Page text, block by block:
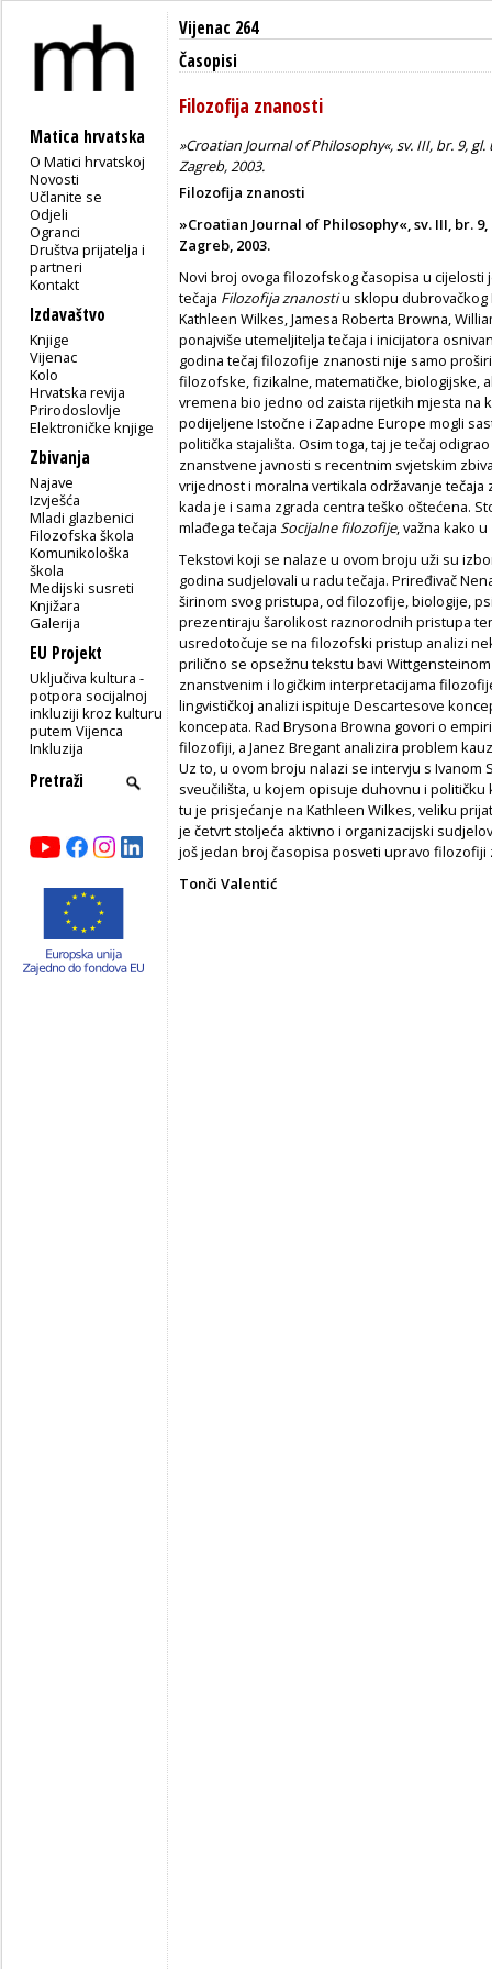
Matica hrvatska
O Matici hrvatskoj
Novosti
Učlanite se
Odjeli
Ogranci
Društva prijatelja i
partneri
Kontakt
Izdavaštvo
Knjige
Vijenac
Kolo
Hrvatska revija
Prirodoslovlje
Elektroničke knjige
Zbivanja
Najave
Izvješća
Mladi glazbenici
Filozofska škola
Komunikološka
škola
Medijski susreti
Knjižara
Galerija
EU Projekt
Uključiva kultura -
potpora socijalnoj
inkluziji kroz kulturu
putem Vijenca
Inkluzija
Vijenac 264
Časopisi
Filozofija znanosti
»Croatian Journal of Philosophy«, sv. III, br. 9,
Zagreb, 2003.
Filozofija znanosti
»Croatian Journal of Philosophy«, sv. III, br.
Zagreb, 2003.
Novi broj ovoga filozofskog časopisa u
tečaja Filozofija znanostiu sklopu dubrovačkog
Kathleen Wilkes, Jamesa Roberta Browna,
ponajviše utemeljitelja tečaja i inicijatora
godina tečaj filozofije znanosti nije samo
filozofske, fizikalne, matematičke, biologijske,
vremena bio jedno od zaista rijetkih mjesta na
podijeljene Istočne i Zapadne Europe mogli
politička stajališta. Osim toga, taj je tečaj
znanstvene javnosti s recentnim svjetskim
vrijednost i moralna vertikala održavanje
kada je i sama zgrada centra teško oštećena.
mlađega tečaja Socijalne filozofije, važna kako
Tekstovi koji se nalaze u ovom broju uži su
godina sudjelovali u radu tečaja. Priređivač
širinom svog pristupa, od filozofije, biologije,
prezentiraju šarolikost raznorodnih pristupa
usredotočuje se na filozofski pristup analizi
prilično se opsežnu tekstu bavi
znanstvenim i logičkim interpretacijama
lingvističkoj analizi ispituje Descartesove
koncepata. Rad Brysona Browna govori o
filozofiji, a Janez Bregant analizira problem
Uz to, u ovom broju nalazi se intervju s
sveučilišta, u kojem opisuje duhovnu i političku
tu je prisjećanje na Kathleen Wilkes, veliku
je četvrt stoljeća aktivno i organizacijski
još jedan broj časopisa posveti upravo filozofiji
Tonči Valentić